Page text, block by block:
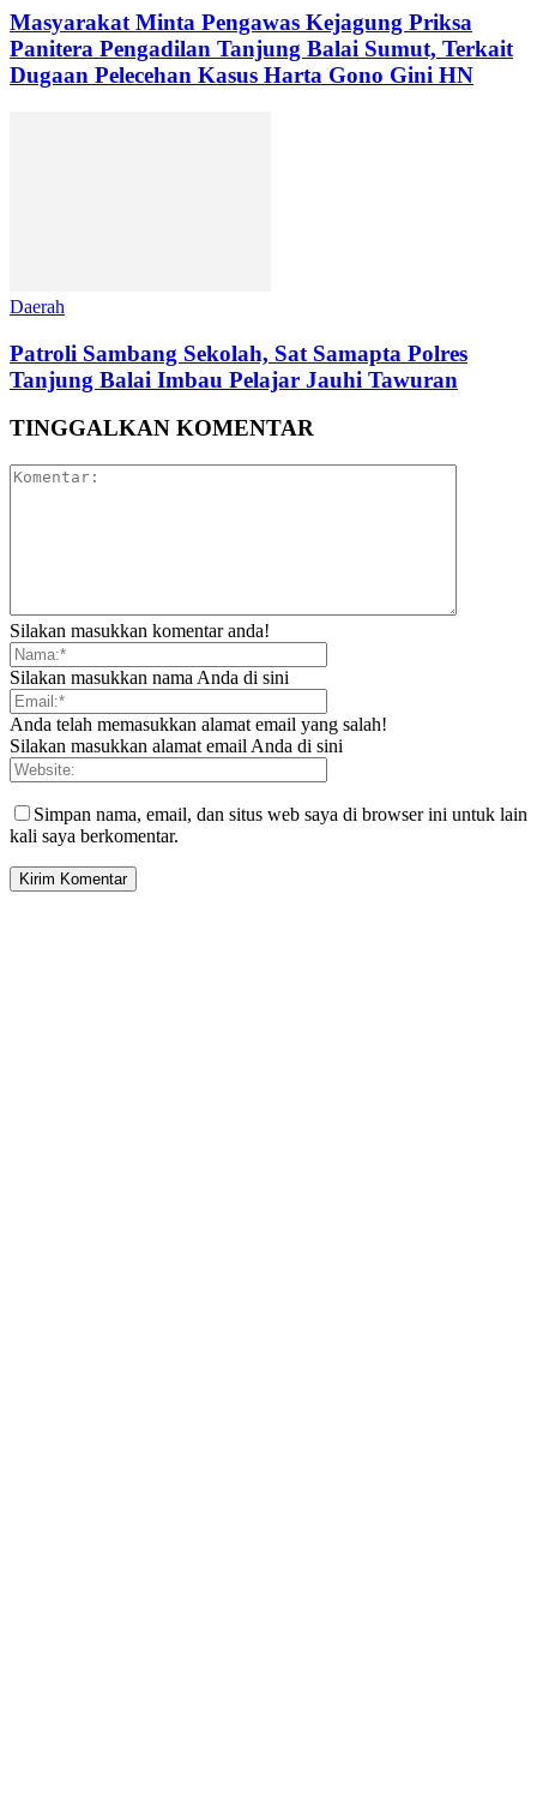
Masyarakat Minta Pengawas Kejagung Priksa
Panitera Pengadilan Tanjung Balai Sumut, Terkait
Dugaan Pelecehan Kasus Harta Gono Gini HN
Daerah
Patroli Sambang Sekolah, Sat Samapta Polres
Tanjung Balai Imbau Pelajar Jauhi Tawuran
TINGGALKAN KOMENTAR
Silakan masukkan komentar anda!
Silakan masukkan nama Anda di sini
Anda telah memasukkan alamat email yang salah!
Silakan masukkan alamat email Anda di sini
Simpan nama, email, dan situs web saya di browser ini untuk lain
kali saya berkomentar.